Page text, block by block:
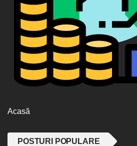
Acasă
POSTURI POPULARE